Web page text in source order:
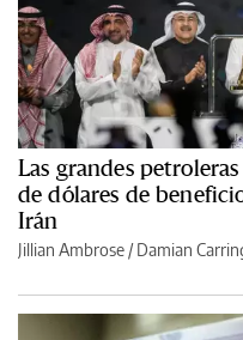
Las grandes
de dólares de
Irán
Jillian Ambrose / Damian